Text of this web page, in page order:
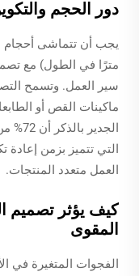
دور الحجم
مترًا في الطول) مع
سير العمل. وتسمح
ماكينات القص أو
العمل متعدد المنتجات.
كيف يؤثر تصميم
المقوى